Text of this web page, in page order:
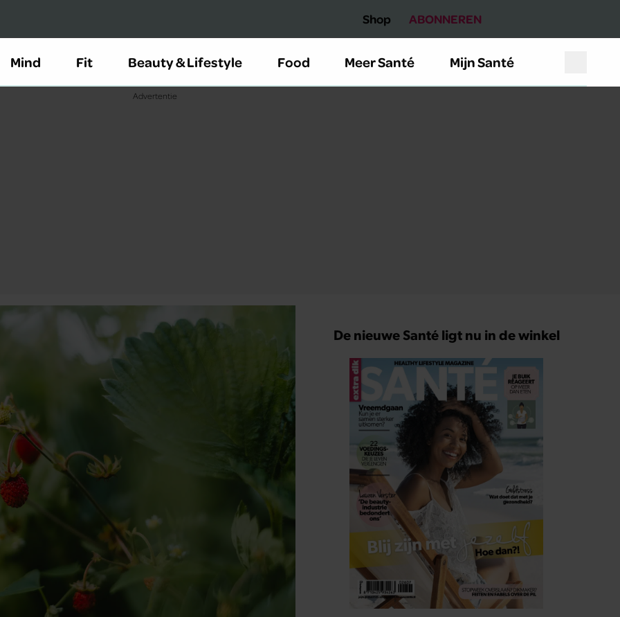
Shop ABONNEREN
Mind Fit Beauty & Lifestyle Food Meer Santé Mijn Santé
De nieuwe Santé ligt nu in de winkel